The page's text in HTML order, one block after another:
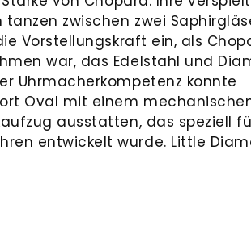
zwischen zwei
Vorstellungskraft ein, als
war, das Edelstahl und
Uhrmacherkompetenz konnte
Oval mit einem
ausstatten, das speziell
entwickelt wurde. Little